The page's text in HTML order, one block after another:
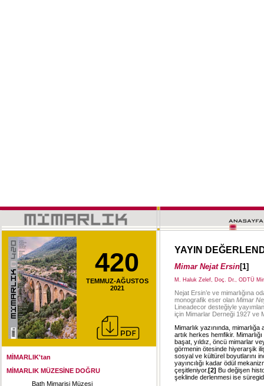
420
TEMMUZ-AĞUSTOS
2021
MİMARLIK'tan
MİMARLIK MÜZESİNE DOĞRU
Bath Mimarisi Müzesi
YAYIN
Mimar Nejat Ersin[1]
M. Haluk Zelef, Doç. Dr., ODTÜ
Nejat Ersin’e ve mimarlığına
monografik eser olan Mimar
Lineadecor desteğiyle
için Mimarlar Derneği 1927 ve
Mimarlık yazınında,
artık herkes hemfikir.
başat, yıldız, öncü mimarlar
görmenin ötesinde hiyerarşik
sosyal ve kültürel boyutlarını
yayıncılığı kadar ödül
çeşitleniyor.[2] Bu değişen
şeklinde derlenmesi ise